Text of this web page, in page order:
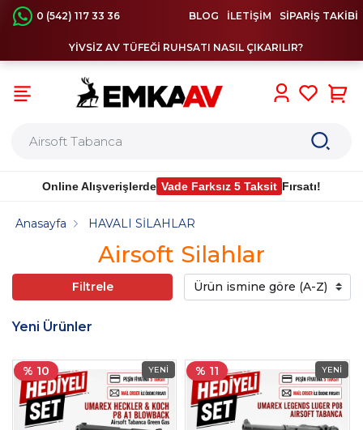
0 (542) 117 33 36 BLOG İLETİŞİM SİPARİŞ TAKİBİ
YİVSİZ AV TÜFEĞİ RUHSATI NASIL ÇIKARILIR?
Online Alışverişlerde Vade Farksız 5 Taksit Fırsatı!
Airsoft Silahlar
Anasayfa HAVALI SİLAHLAR
Filtrele
Yeni Ürünler
% 10 % 11